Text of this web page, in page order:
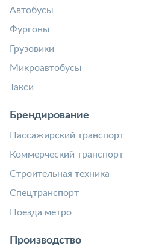
Автобусы
Фургоны
Грузовики
Микроавтобусы
Такси
Брендирование
Пассажирский транспорт
Коммерческий транспорт
Строительная техника
Спецтранспорт
Поезда метро
Производство